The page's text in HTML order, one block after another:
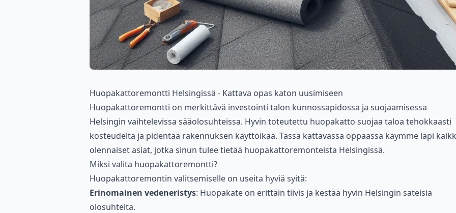
Huopakattoremontti Helsingissä - Kattava opas katon uusimiseen
Huopakattoremontti on merkittävä investointi talon kunnossapidossa ja suojaamisessa
Helsingin vaihtelevissa sääolosuhteissa. Hyvin toteutettu huopakatto suojaa taloa tehokkaasti
kosteudelta ja pidentää rakennuksen käyttöikää. Tässä kattavassa oppaassa käymme läpi
olennaiset asiat, jotka sinun tulee tietää huopakattoremonteista Helsingissä.
Miksi valita huopakattoremontti?
Huopakattoremontin valitsemiselle on useita hyviä syitä:
Erinomainen vedeneristys: Huopakate on erittäin tiivis ja kestää hyvin Helsingin sateisia
olosuhteita.